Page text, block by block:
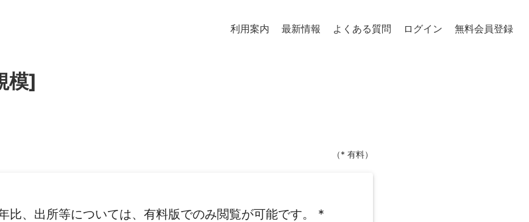
利用案内 最新情報 よくある質問 ログイン 無料会員登録
模]
（* 有料）
比、出所等については、有料版でのみ閲覧が可能です。 *